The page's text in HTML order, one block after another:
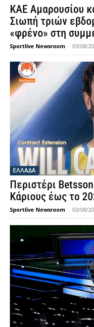
ΚΑΕ Αμαρουσίου
Σιωπή τριών
«φρένο» στη
Sportlive Newsroom - 03/08/
ΕΛΛΑΔΑ
Περιστέρι
Κάριους έως το
Sportlive Newsroom - 03/08/